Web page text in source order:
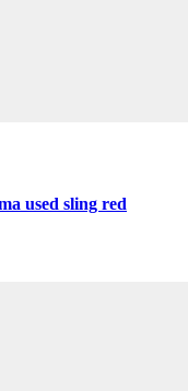
used sling red